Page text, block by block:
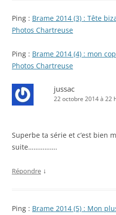
Ping : Brame 2014 (3) : Tête
Photos Chartreuse
Ping : Brame 2014 (4) : mon
Photos Chartreuse
jussac
22 octobre 2014 à 22
Superbe ta série et c’est bien
suite…………….
Répondre ↓
Ping : Brame 2014 (5) : Mon